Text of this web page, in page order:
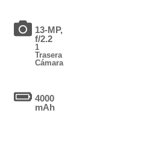
13-MP,
f/2.2
1
Trasera
Cámara
4000
mAh